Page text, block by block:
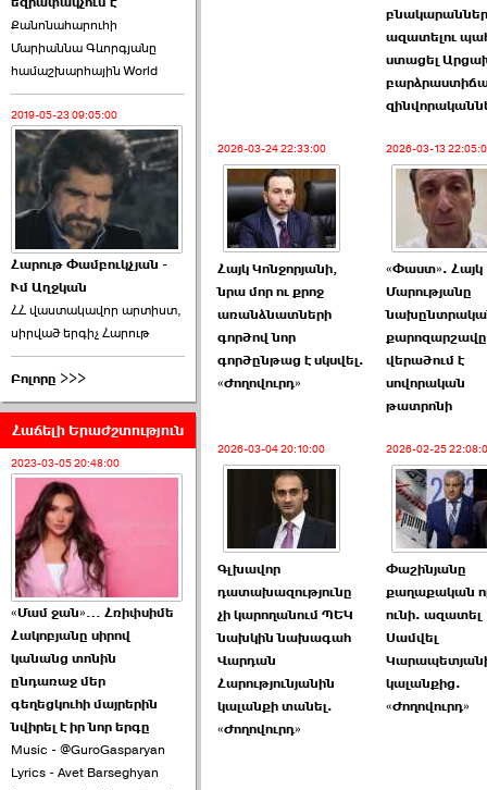
Ռուբեն Ռուբինյանը ›››
2026-06-23 21:28:00
«Ժողովուրդ»-ը
հերթական ›››
2026-06-21 23:00:00
armlur.ՔՊ-ի ներսում
սպասում են ›››
2026-06-10 22:55:00
Ուշքի չենք գալիս այն
խայտառակ ›››
2026-06-09 15:05:00
Քանոնահարուհի
Մարիաննա Գևորգյանը
համաշխարհային World
2019-05-23 09:05:00
Հարութ Փամբուկչյան -
Ւմ Աղջկան
ՀՀ վաստակավոր արտիստ,
սիրված երգիչ Հարութ
Բոլորը >>>
Հաճելի Երաժշտություն
2023-03-05 20:48:00
«Մամ ջան»… Հռիփսիմե
Հակոբյանը սիրով
կանանց տոնին
ընդառաջ մեր
գեղեցկուհի մայրերին
նվիրել է իր նոր երգը
Music - @GuroGasparyan
Lyrics - Avet Barseghyan
ազատելու
ստացել
2026-03-24 22:33:00
Հայկ Կոնջորյանի,
նրա մոր ու քրոջ
առանձնատների
գործով նոր
գործընթաց է սկսվել.
«Ժողովուրդ»
2026-03-13
«Փաստ». Հայկ
Մարությանը
քարոզարշավը
վերածում է
սովորական
թատրոնի
2026-03-04 20:10:00
Գլխավոր
դատախազությունը
չի կարողանում ՊԵԿ
նախկին նախագահ
Վարդան
Հարությունյանին
կալանքի տանել.
«Ժողովուրդ»
2026-02-25
Փաշինյանը
քաղաքական
ունի. ազատել
Սամվել
կալանքից.
«Ժողովուրդ»